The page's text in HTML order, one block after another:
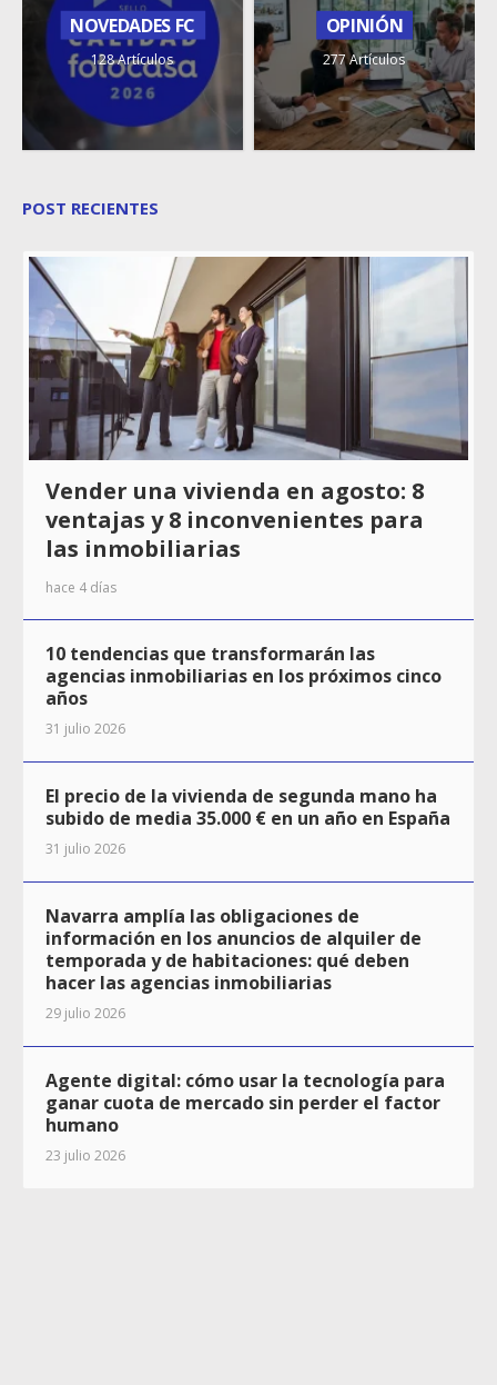
NOVEDADES FC
128 Artículos
OPINIÓN
277 Artículos
POST RECIENTES
Vender una vivienda en agosto: 8
ventajas y 8 inconvenientes para
las inmobiliarias
hace 4 días
10 tendencias que transformarán las
agencias inmobiliarias en los próximos cinco
años
31 julio 2026
El precio de la vivienda de segunda mano ha
subido de media 35.000 € en un año en España
31 julio 2026
Navarra amplía las obligaciones de
información en los anuncios de alquiler de
temporada y de habitaciones: qué deben
hacer las agencias inmobiliarias
29 julio 2026
Agente digital: cómo usar la tecnología para
ganar cuota de mercado sin perder el factor
humano
23 julio 2026